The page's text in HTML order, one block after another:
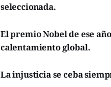
seleccionada.
El premio Nobel de ese
calentamiento global.
La injusticia se ceba